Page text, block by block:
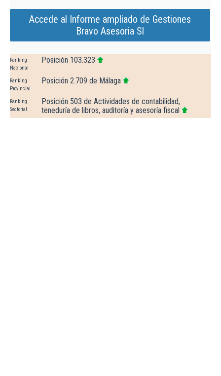
Accede al Informe ampliado de Gestiones
Bravo Asesoria Sl
Ranking
Nacional
Posición 103.323
Ranking
Provincial
Posición 2.709 de Málaga
Ranking
Sectorial
Posición 503 de Actividades de contabilidad,
teneduría de libros, auditoría y asesoría fiscal